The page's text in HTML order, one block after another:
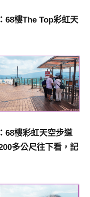
68樓The Top彩虹天
68樓彩虹天空步道
多公尺往下看，記